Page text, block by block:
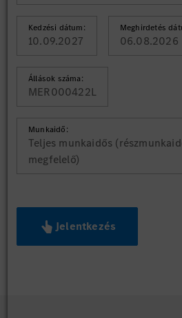
Kedzési dátum:
10.09.2027
Meghirdetés
06.08.2026
Állások száma:
MER000422L
Munkaidő:
Teljes munkaidős
megfelelő)
Jelentkezés